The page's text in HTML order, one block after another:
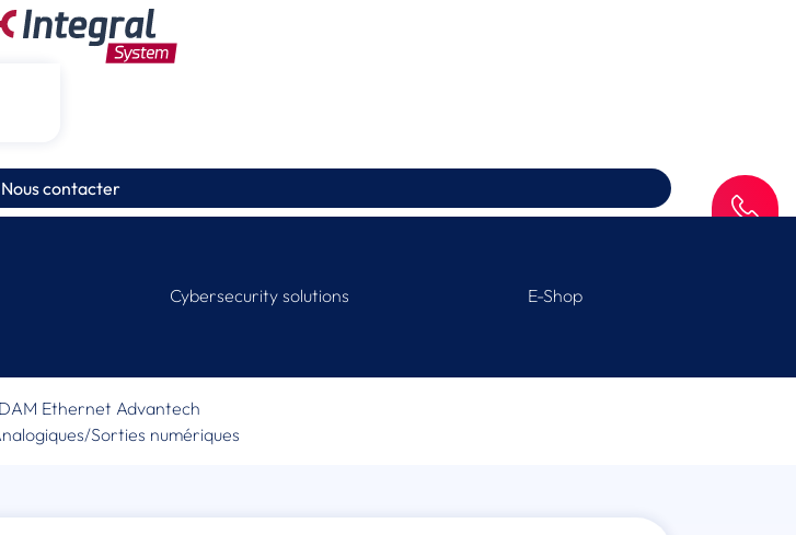
Nous contacter
Cybersecurity solutions E-Shop
Ethernet Advantech
Sorties numériques